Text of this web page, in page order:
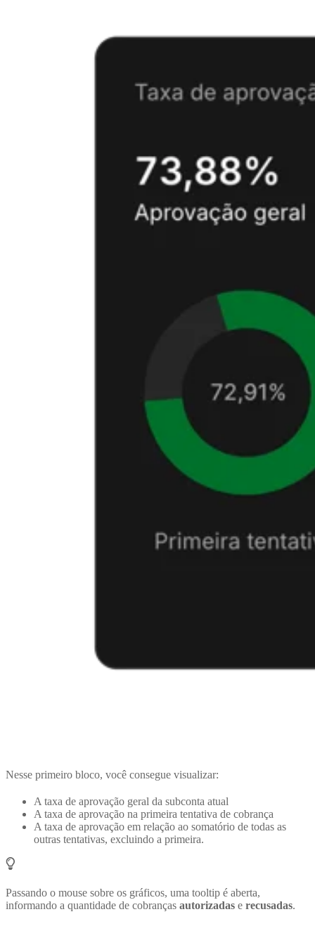
Nesse primeiro bloco, você consegue visualizar:
A taxa de aprovação geral da subconta atual
A taxa de aprovação na primeira tentativa de cobrança
A taxa de aprovação em relação ao somatório de todas as
outras tentativas, excluindo a primeira.
Passando o mouse sobre os gráficos, uma tooltip é aberta,
informando a quantidade de cobranças autorizadas e recusadas.